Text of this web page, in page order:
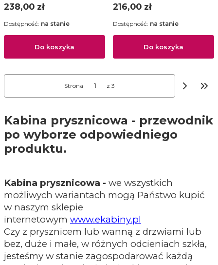
Cena
238,00 zł
Do koszyka
Dostępność: na stanie
Cena
216,00 zł
Do koszyka
Dostępność: na stanie
Strona z 3
Kabina prysznicowa - przewodnik
po wyborze odpowiedniego
produktu.
Kabina prysznicowa - we wszystkich
możliwych wariantach mogą Państwo kupić
w naszym sklepie
internetowym www.ekabiny.pl
Czy z prysznicem lub wanną z drzwiami lub
bez, duże i małe, w różnych odcieniach szkła,
jesteśmy w stanie zagospodarować każdą